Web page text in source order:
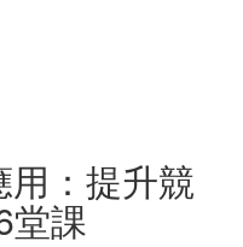
：提升競
堂課